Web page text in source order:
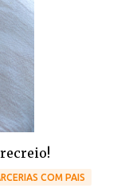
COM PAIS